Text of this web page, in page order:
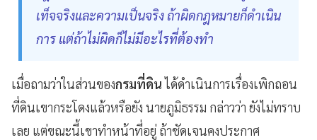
เท็จจริงและความเป็นจริง ถ้าผิดกฎหมายก็ดำเนิน
การ แต่ถ้าไม่ผิดก็ไม่มีอะไรที่ต้องทำ
เมื่อถามว่าในส่วนของกรมที่ดินได้ดำเนินการเรื่องเพิกถอน
ที่ดินเขากระโดงแล้วหรือยัง นายภูมิธรรม กล่าวว่า ยังไม่ทราบ
เลย แต่ขณะนี้เขาทำหน้าที่อยู่ ถ้าชัดเจนคงประกาศ